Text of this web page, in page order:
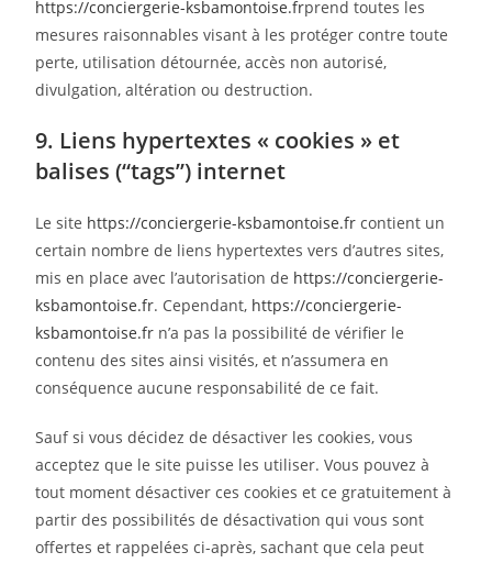
https://conciergerie-ksbamontoise.frprend toutes les
mesures raisonnables visant à les protéger contre toute
perte, utilisation détournée, accès non autorisé,
divulgation, altération ou destruction.
9. Liens hypertextes « cookies » et
balises (“tags”) internet
Le site https://conciergerie-ksbamontoise.fr contient un
certain nombre de liens hypertextes vers d’autres sites,
mis en place avec l’autorisation de https://conciergerie-
ksbamontoise.fr. Cependant, https://conciergerie-
ksbamontoise.fr n’a pas la possibilité de vérifier le
contenu des sites ainsi visités, et n’assumera en
conséquence aucune responsabilité de ce fait.
Sauf si vous décidez de désactiver les cookies, vous
acceptez que le site puisse les utiliser. Vous pouvez à
tout moment désactiver ces cookies et ce gratuitement à
partir des possibilités de désactivation qui vous sont
offertes et rappelées ci-après, sachant que cela peut